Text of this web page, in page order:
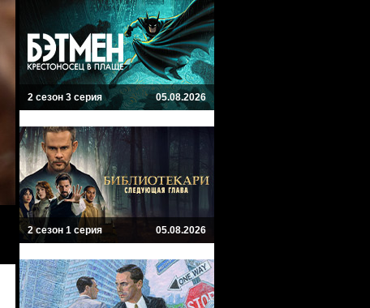
2 сезон 3 серия 05.08.2026
2 сезон 1 серия 05.08.2026